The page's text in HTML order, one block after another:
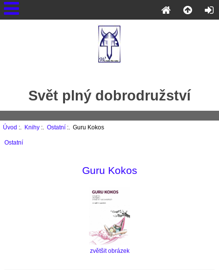
Svět plný dobrodružství
Úvod :. Knihy:. Ostatní:. Guru Kokos
Ostatní
Guru Kokos
zvětšit obrázek